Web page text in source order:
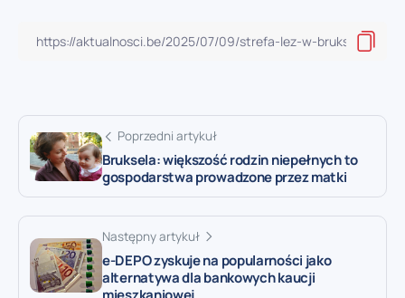
Poprzedni artykuł
Bruksela: większość rodzin niepełnych to
gospodarstwa prowadzone przez matki
Następny artykuł
e-DEPO zyskuje na popularności jako
alternatywa dla bankowych kaucji